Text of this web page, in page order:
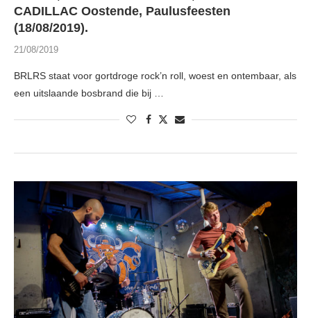
CADILLAC Oostende, Paulusfeesten
(18/08/2019).
21/08/2019
BRLRS staat voor gortdroge rock’n roll, woest en ontembaar, als
een uitslaande bosbrand die bij …